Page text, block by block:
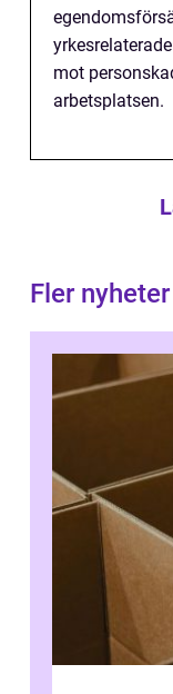
mot
arbetsplatsen.
Fler nyheter